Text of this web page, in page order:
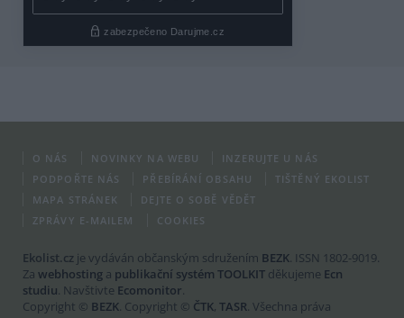
O NÁS NOVINKY NA WEBU
INZERUJTE U NÁS
PODPOŘTE NÁS
PŘEBÍRÁNÍ OBSAHU
TIŠTĚNÝ EKOLIST
MAPA STRÁNEK
DEJTE O SOBĚ VĚDĚT
ZPRÁVY E-MAILEM
COOKIES
Ekolist.cz je vydáván občanským sdružením BEZK. ISSN 1802-9019.
Za webhosting a publikační systém TOOLKIT děkujeme Ecn
studiu. Navštivte Ecomonitor.
Copyright © BEZK. Copyright © ČTK, TASR. Všechna práva